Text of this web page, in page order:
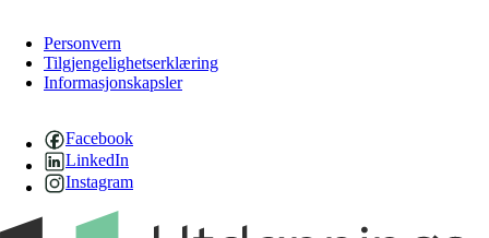
Personvern
Tilgjengelighetserklæring
Informasjonskapsler
Facebook
LinkedIn
Instagram